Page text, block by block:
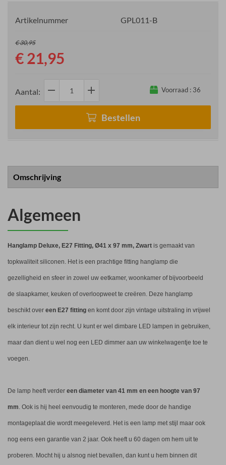
Artikelnummer GPL011-B
€ 30,95
€ 21,95
Voorraad : 36
Aantal: remove add
Bestellen
Omschrijving
Algemeen
Hanglamp Deluxe, E27 Fitting, Ø41 x 97 mm, Zwart is gemaakt van
topkwaliteit siliconen. Het is een prachtige fitting hanglamp die
gezelligheid en sfeer in zowel uw eetkamer, woonkamer of bijvoorbeeld
de slaapkamer, keuken of overloopweet te creëren. Deze hanglamp
beschikt over een E27 fitting en komt door zijn vintage uitstraling in vrijwel
elk interieur tot zijn recht. U kunt er wel dimbare LED lampen in gebruiken,
maar dan dient u wel nog een LED dimmer aan uw winkelwagentje toe te
voegen.
De lamp heeft verder een diameter van 41 mm en een hoogte van 97
mm. Ook is hij heel eenvoudig te monteren, mede door de handige
montageplaat die wordt meegeleverd. Het is een lamp met stijl maar ook
nog eens een garantie van 2 jaar. Ook heeft u 60 dagen om hem uit te
proberen. Mocht hij u alsnog niet bevallen, dan kunt u hem binnen dit